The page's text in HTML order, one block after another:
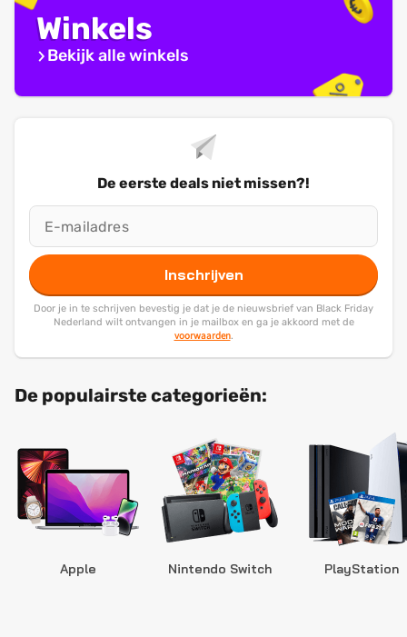
Winkels
Bekijk alle winkels
De eerste deals niet missen?!
Inschrijven
Door je in te schrijven bevestig je dat je de nieuwsbrief van Black Friday
Nederland wilt ontvangen in je mailbox en ga je akkoord met de
voorwaarden.
De populairste categorieën:
Apple Nintendo Switch PlayStation